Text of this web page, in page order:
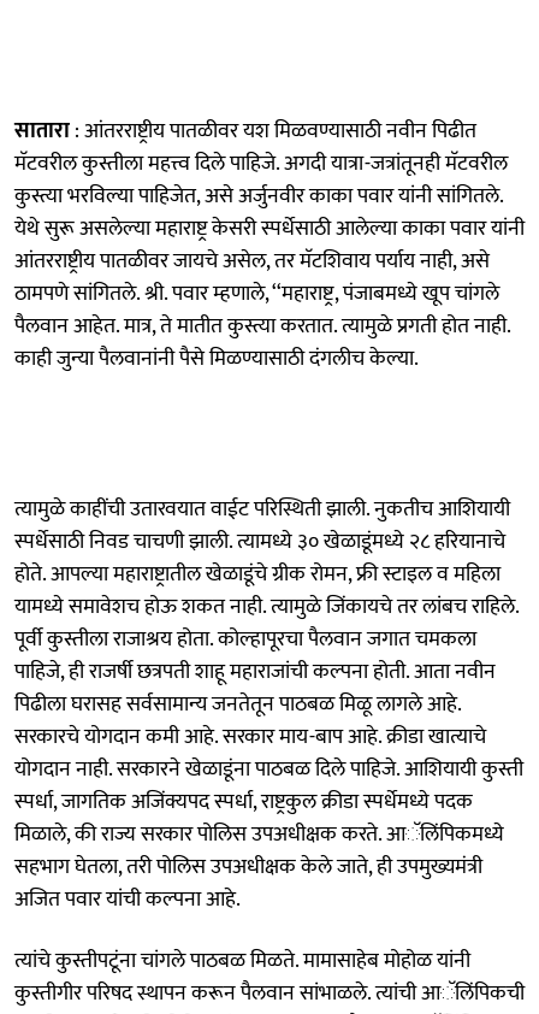
सातारा: आंतरराष्ट्रीय पातळीवर यश मिळवण्यासाठी नवीन पिढीत
मॅटवरील कुस्तीला महत्त्व दिले पाहिजे. अगदी यात्रा-जत्रांतूनही मॅटवरील
कुस्त्या भरविल्या पाहिजेत, असे अर्जुनवीर काका पवार यांनी सांगितले.
येथे सुरू असलेल्या महाराष्ट्र केसरी स्पर्धेसाठी आलेल्या काका पवार यांनी
आंतरराष्ट्रीय पातळीवर जायचे असेल, तर मॅटशिवाय पर्याय नाही, असे
ठामपणे सांगितले. श्री. पवार म्हणाले, ‘‘महाराष्ट्र, पंजाबमध्ये खूप चांगले
पैलवान आहेत. मात्र, ते मातीत कुस्त्या करतात. त्यामुळे प्रगती होत नाही.
काही जुन्या पैलवानांनी पैसे मिळण्यासाठी दंगलीच केल्या.
त्यामुळे काहींची उतारवयात वाईट परिस्थिती झाली. नुकतीच आशियायी
स्पर्धेसाठी निवड चाचणी झाली. त्यामध्ये ३० खेळाडूंमध्ये २८ हरियानाचे
होते. आपल्या महाराष्ट्रातील खेळाडूंचे ग्रीक रोमन, फ्री स्टाइल व महिला
यामध्ये समावेशच होऊ शकत नाही. त्यामुळे जिंकायचे तर लांबच राहिले.
पूर्वी कुस्तीला राजाश्रय होता. कोल्हापूरचा पैलवान जगात चमकला
पाहिजे, ही राजर्षी छत्रपती शाहू महाराजांची कल्पना होती. आता नवीन
पिढीला घरासह सर्वसामान्य जनतेतून पाठबळ मिळू लागले आहे.
सरकारचे योगदान कमी आहे. सरकार माय-बाप आहे. क्रीडा खात्याचे
योगदान नाही. सरकारने खेळाडूंना पाठबळ दिले पाहिजे. आशियायी कुस्ती
स्पर्धा, जागतिक अजिंक्यपद स्पर्धा, राष्ट्रकुल क्रीडा स्पर्धेमध्ये पदक
मिळाले, की राज्य सरकार पोलिस उपअधीक्षक करते. आॅलिंपिकमध्ये
सहभाग घेतला, तरी पोलिस उपअधीक्षक केले जाते, ही उपमुख्यमंत्री
अजित पवार यांची कल्पना आहे.
त्यांचे कुस्तीपटूंना चांगले पाठबळ मिळते. मामासाहेब मोहोळ यांनी
कुस्तीगीर परिषद स्थापन करून पैलवान सांभाळले. त्यांची आॅलिंपिकची